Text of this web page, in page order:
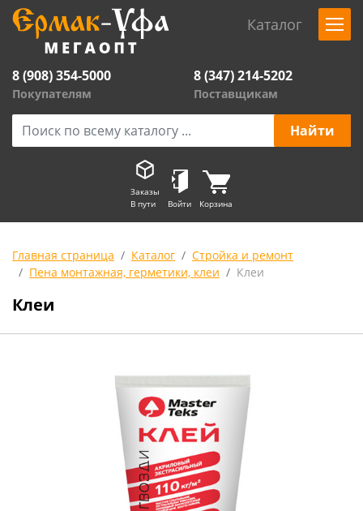
Каталог
8 (908) 354-5000
Покупателям
8 (347) 214-5202
Поставщикам
Заказы
В пути
Войти Корзина
Главная страница Каталог
Стройка и ремонт
Пена монтажная, герметики, клеи
Клеи
Клеи